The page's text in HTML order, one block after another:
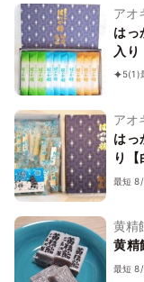
アオ
はっ
入
本】
5(1)
アオ
はっ
り
本】
最短
黄精
黄精
最短